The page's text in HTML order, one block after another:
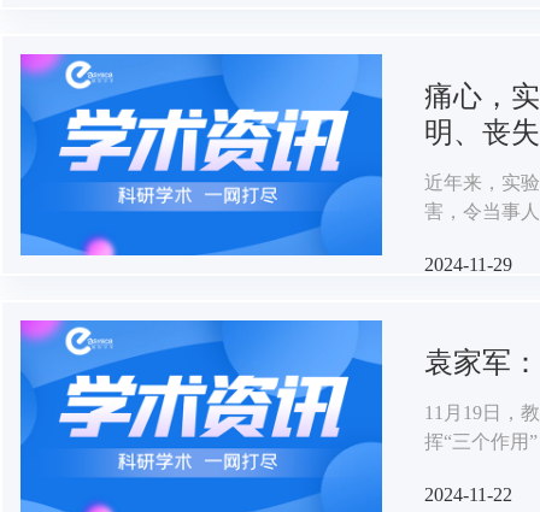
痛心，
明、丧
近年来，实
害，令当事
2024-11-29
袁家军
11月19日，
挥“三个作用
会议并讲话
2024-11-22